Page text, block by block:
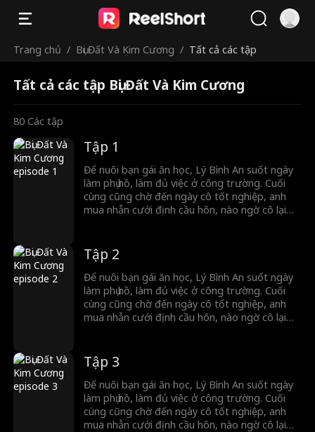
Trang chủ / Bụi Đất Và Kim Cương / Tất cả các tập
Tất cả các tập Bụi Đất Và Kim Cương
80 Các tập
Tập 1
Để nuôi bạn gái ăn học, Lý Bình An suốt ngày
làm phụ hồ, làm đủ việc ở công trường. Cuối
cùng cũng chờ đến ngày cô tốt nghiệp, anh
mua nhẫn cưới định cầu hôn, nào ngờ cô lại
Nguyệt – nữ tổng tài bá đạo của tập đoàn Cố
Thị – tình cờ chứng kiến tất cả. Vì cảm động
trước sự lương thiện và chân thành của Lý
Bình An, cô quyết định cùng anh kết hôn chớp
nhoáng, đăng ký kết hôn ngay tại chỗ…
Tập 2
Để nuôi bạn gái ăn học, Lý Bình An suốt ngày
làm phụ hồ, làm đủ việc ở công trường. Cuối
cùng cũng chờ đến ngày cô tốt nghiệp, anh
mua nhẫn cưới định cầu hôn, nào ngờ cô lại
Nguyệt – nữ tổng tài bá đạo của tập đoàn Cố
Thị – tình cờ chứng kiến tất cả. Vì cảm động
trước sự lương thiện và chân thành của Lý
Bình An, cô quyết định cùng anh kết hôn chớp
nhoáng, đăng ký kết hôn ngay tại chỗ…
Tập 3
Để nuôi bạn gái ăn học, Lý Bình An suốt ngày
làm phụ hồ, làm đủ việc ở công trường. Cuối
cùng cũng chờ đến ngày cô tốt nghiệp, anh
mua nhẫn cưới định cầu hôn, nào ngờ cô lại